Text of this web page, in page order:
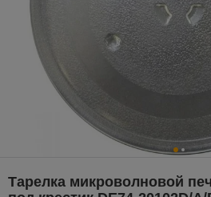
Тарелка микроволновой